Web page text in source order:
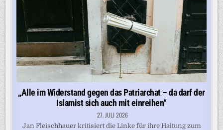
„Alle im Widerstand gegen das Patriarchat – da darf der
Islamist sich auch mit einreihen“
27. JULI 2026
Jan Fleischhauer kritisiert die Linke für ihre Haltung zum